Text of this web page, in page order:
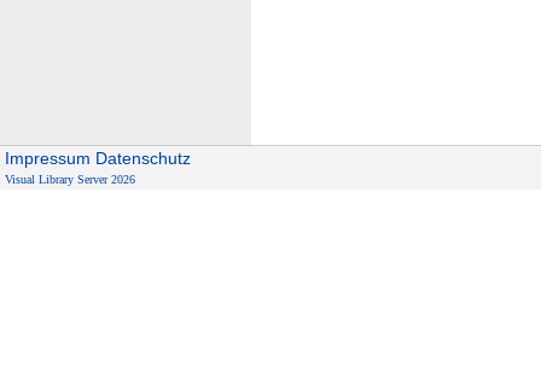
Impressum Datenschutz
Visual Library Server 2026